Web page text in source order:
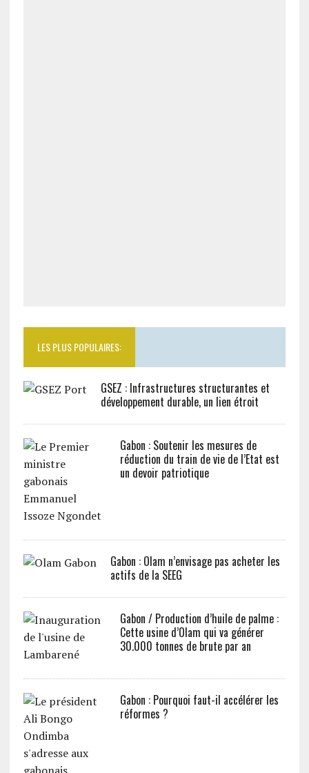
LES PLUS POPULAIRES:
GSEZ : Infrastructures structurantes et
développement durable, un lien étroit
Gabon : Soutenir les mesures de
réduction du train de vie de l’Etat est
un devoir patriotique
Gabon : Olam n’envisage pas acheter les
actifs de la SEEG
Gabon / Production d’huile de palme :
Cette usine d’Olam qui va générer
30.000 tonnes de brute par an
Gabon : Pourquoi faut-il accélérer les
réformes ?